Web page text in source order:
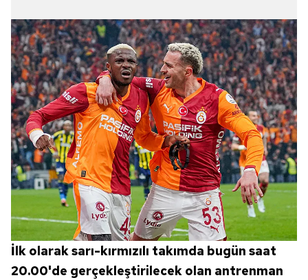
İlk olarak sarı-kırmızılı takımda bugün saat
20.00'de gerçekleştirilecek olan antrenman